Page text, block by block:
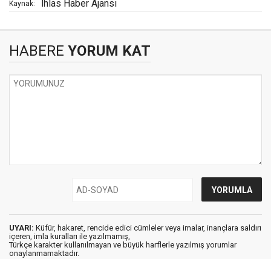
Kaynak: İhlas Haber Ajansı
HABERE YORUM KAT
UYARI: Küfür, hakaret, rencide edici cümleler veya imalar, inançlara saldırı
içeren, imla kuralları ile yazılmamış,
Türkçe karakter kullanılmayan ve büyük harflerle yazılmış yorumlar
onaylanmamaktadır.